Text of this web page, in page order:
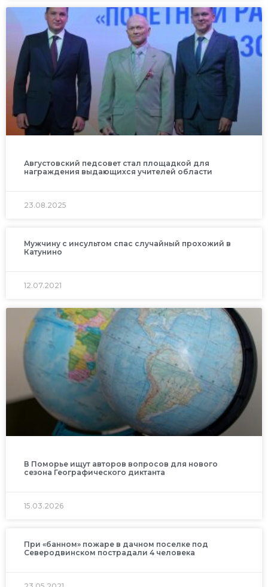
Августовский педсовет стал площадкой для
награждения выдающихся учителей области
23.08.2025
Мужчину с инсультом спас случайный прохожий в
Катунино
12.07.2021
В Поморье ищут авторов вопросов для нового
сезона Географического диктанта
15.03.2026
При «банном» пожаре в дачном поселке под
Северодвинском пострадали 4 человека